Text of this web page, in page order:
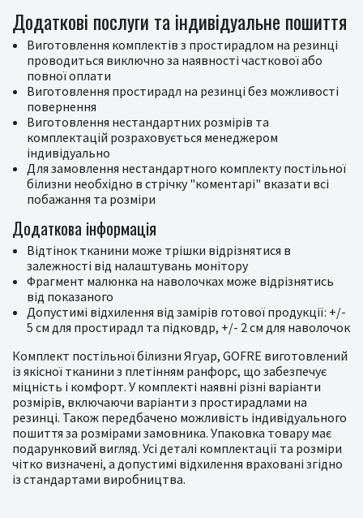
Додаткові послуги та індивідуальне пошиття
Виготовлення комплектів з простирадлом на резинці
проводиться виключно за наявності часткової або
повної оплати
Виготовлення простирадл на резинці без можливості
повернення
Виготовлення нестандартних розмірів та
комплектацій розраховується менеджером
індивідуально
Для замовлення нестандартного комплекту постільної
білизни необхідно в стрічку "коментарі" вказати всі
побажання та розміри
Додаткова інформація
Відтінок тканини може трішки відрізнятися в
залежності від налаштувань монітору
Фрагмент малюнка на наволочках може відрізнятись
від показаного
Допустимі відхилення від замірів готової продукції: +/-
5 см для простирадл та підковдр, +/- 2 см для наволочок
Комплект постільної білизни Ягуар, GOFRE виготовлений
із якісної тканини з плетінням ранфорс, що забезпечує
міцність і комфорт. У комплекті наявні різні варіанти
розмірів, включаючи варіанти з простирадлами на
резинці. Також передбачено можливість індивідуального
пошиття за розмірами замовника. Упаковка товару має
подарунковий вигляд. Усі деталі комплектації та розміри
чітко визначені, а допустимі відхилення враховані згідно
із стандартами виробництва.